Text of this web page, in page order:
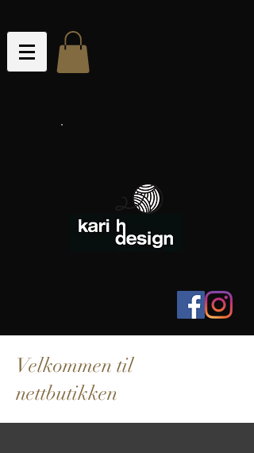
Velkommen til
nettbutikken